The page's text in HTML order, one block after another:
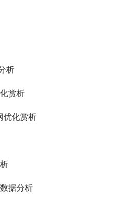
析
赏析
优化赏析
据分析